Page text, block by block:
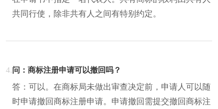
共同行使，除非共有人之间有特别约定。
4.问：商标注册申请可以撤回吗？
答：可以。在商标局未做出审查决定前，申请人可以随
时申请撤回商标注册申请。申请撤回需提交撤回商标注